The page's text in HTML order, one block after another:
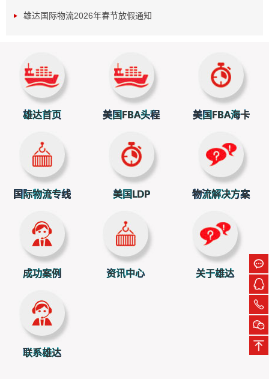
立即扫一扫获取物流方案和报价
雄达国际物流2026年春节放假通知
雄达首页 美国FBA头程 美国FBA海卡
国际物流专线 美国LDP 物流解决方案
成功案例 资讯中心 关于雄达
联系雄达